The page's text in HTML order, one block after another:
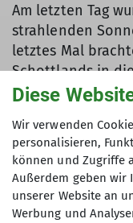
Am letzten Tag
strahlenden
letztes Mal
Schottlands in
begaben sich die
und Kuchen,
Damit ging eine
regnerische
Höhenweg zu
Diese
Wir verwenden
personalisieren,
können und Zugriffe
Außerdem geben wir
unserer Website an
Werbung und